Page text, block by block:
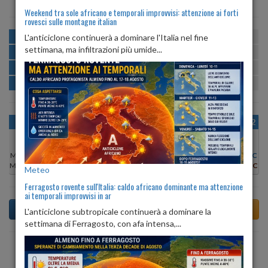
MATTINA min:26º max:32º
POMERIGGIO min:31º max:
SERA min:30º max:35º U:69%-72%
NOTTE min:26º max: 29º U:78%
OGGI
Min:26°C
Max:32°C
VEN 07
Min:25°C
Max:30°C
SAB 08
Min: 23°C
Max:27°C
DOM 09
Min:23°C
Max:28°C
LUN 10
Min:23°C
Max:28°C
MAR 11
Min:23°C
Max:29°C
MER 12
Min:23°C
Max:29°C
Previsioni del Tempo a Torre de' Picenardi di oggi
Weekend tra sole africano e temporali improvvisi: attenzione ai forti
rovesci sulle montagne italian
L'anticiclone continuerà a dominare l'Italia nel fine
settimana, ma infiltrazioni più umide...
Meteo
Ferragosto rovente sull'Italia: caldo africano dominante ma attenzione
ai temporali improvvisi in ar
L'anticiclone subtropicale continuerà a dominare la
settimana di Ferragosto, con afa intensa,...